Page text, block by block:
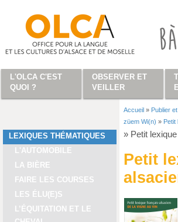
LEXIQUES THÉMATIQUES
L'AUTOMOBILE
LA BIÈRE
FAIRE LES COURSES
LES ÉLU(E)S
L’ÉQUITATION ET LE
Vous êtes
Accueil » Publier
züem Wi(n) » Petit
» Petit
Petit
L'OLCA C'EST
QUOI ?
OBSERVER ET
VEILLER